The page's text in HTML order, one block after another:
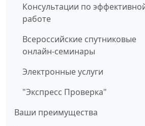
Консультации по
работе
Всероссийские спутниковые
онлайн-семинары
Электронные услуги
"Экспресс Проверка"
Ваши преимущества